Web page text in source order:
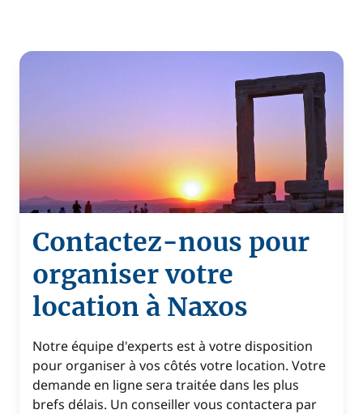
Contactez-nous pour
organiser votre
location à Naxos
Notre équipe d'experts est à votre disposition
pour organiser à vos côtés votre location. Votre
demande en ligne sera traitée dans les plus
brefs délais. Un conseiller vous contactera par